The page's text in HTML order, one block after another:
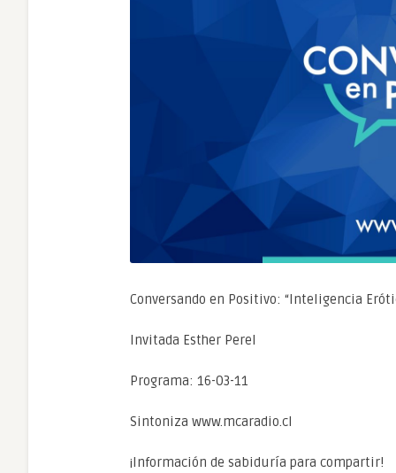
Conversando en Positivo: “Inteligencia
Invitada Esther Perel
Programa: 16-03-11
Sintoniza www.mcaradio.cl
¡Información de sabiduría para compartir!